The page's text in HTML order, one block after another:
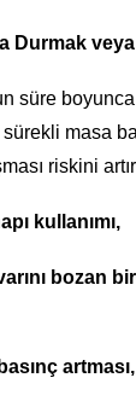
Durmak
süre
masa
riskini
kullanımı,
bozan
artması,